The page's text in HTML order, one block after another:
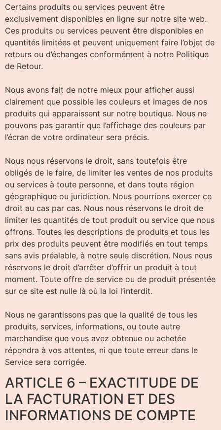
Certains produits ou services peuvent être
exclusivement disponibles en ligne sur notre site web.
Ces produits ou services peuvent être disponibles en
quantités limitées et peuvent uniquement faire l’objet de
retours ou d’échanges conformément à notre Politique
de Retour.
Nous avons fait de notre mieux pour afficher aussi
clairement que possible les couleurs et images de nos
produits qui apparaissent sur notre boutique. Nous ne
pouvons pas garantir que l’affichage des couleurs par
l’écran de votre ordinateur sera précis.
Nous nous réservons le droit, sans toutefois être
obligés de le faire, de limiter les ventes de nos produits
ou services à toute personne, et dans toute région
géographique ou juridiction. Nous pourrions exercer ce
droit au cas par cas. Nous nous réservons le droit de
limiter les quantités de tout produit ou service que nous
offrons. Toutes les descriptions de produits et tous les
prix des produits peuvent être modifiés en tout temps
sans avis préalable, à notre seule discrétion. Nous nous
réservons le droit d’arrêter d’offrir un produit à tout
moment. Toute offre de service ou de produit présentée
sur ce site est nulle là où la loi l’interdit.
Nous ne garantissons pas que la qualité de tous les
produits, services, informations, ou toute autre
marchandise que vous avez obtenue ou achetée
répondra à vos attentes, ni que toute erreur dans le
Service sera corrigée.
ARTICLE 6 – EXACTITUDE DE
LA FACTURATION ET DES
INFORMATIONS DE COMPTE